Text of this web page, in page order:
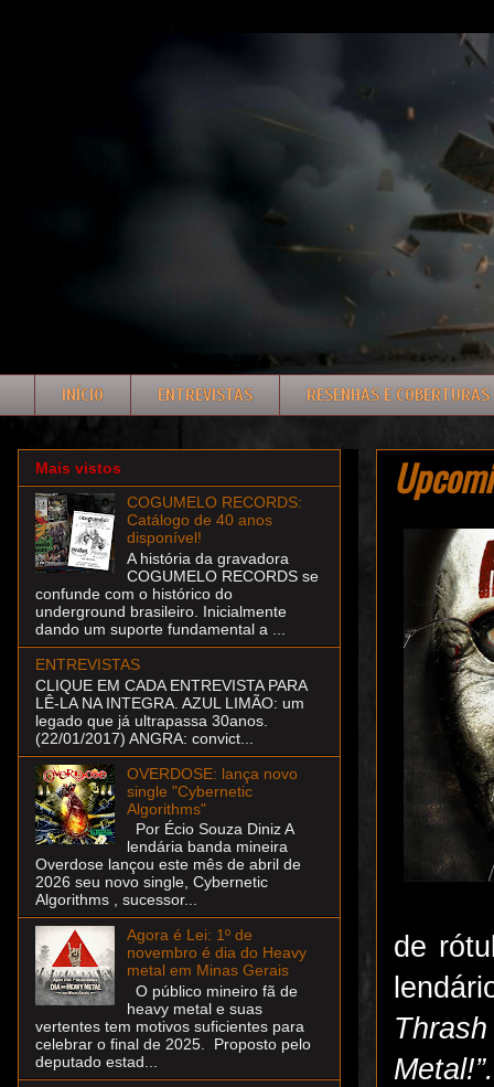
INÍCIO ENTREVISTAS RESENHAS E COBERTURAS
de
Metal!”.
Mais vistos
COGUMELO RECORDS:
Catálogo de 40 anos
disponível!
A história da gravadora
COGUMELO RECORDS se
confunde com o histórico do
underground brasileiro. Inicialmente
dando um suporte fundamental a ...
ENTREVISTAS
CLIQUE EM CADA ENTREVISTA PARA
LÊ-LA NA INTEGRA. AZUL LIMÃO: um
legado que já ultrapassa 30anos.
(22/01/2017) ANGRA: convict...
OVERDOSE: lança novo
single "Cybernetic
Algorithms"
Por Écio Souza Diniz A
lendária banda mineira
Overdose lançou este mês de abril de
2026 seu novo single, Cybernetic
Algorithms , sucessor...
Agora é Lei: 1º de
novembro é dia do Heavy
metal em Minas Gerais
O público mineiro fã de
heavy metal e suas
vertentes tem motivos suficientes para
celebrar o final de 2025. Proposto pelo
deputado estad...